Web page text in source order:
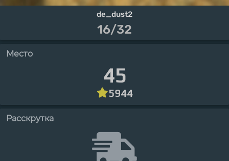
de_dust2
16/32
Место
45
5944
Расскрутка